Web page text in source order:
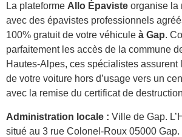
La plateforme Allo Épaviste organise la
avec des épavistes professionnels
100% gratuit de votre véhicule à Gap.
parfaitement les accès de la commune
Hautes-Alpes, ces spécialistes assurent
de votre voiture hors d’usage vers un
avec la remise du certificat de
Administration locale : Ville de Gap.
situé au 3 rue Colonel-Roux 05000 Gap.